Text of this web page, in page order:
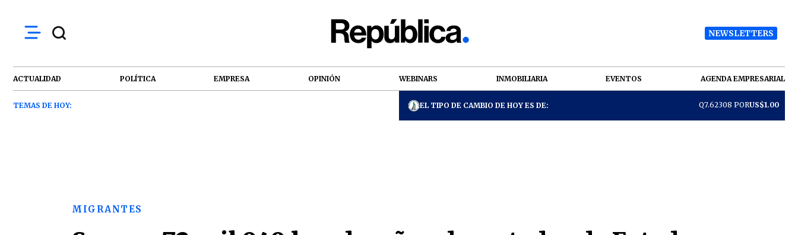
NEWSLETTERS
ACTUALIDAD POLÍTICA EMPRESA OPINIÓN WEBINARS INMOBILIARIA EVENTOS AGENDA EMPRESARIAL
TEMAS DE HOY: EL TIPO DE CAMBIO DE HOY ES DE: Q7.62308 PORUS$1.00
MIGRANTES